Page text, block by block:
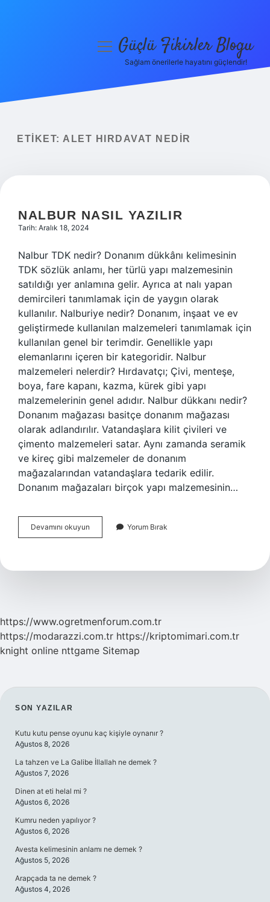
Yasal Uyarı
menüyüGüçlü Fikirler Blogu
Sağlam önerilerle hayatını güçlendir!
ETIKET: ALET HIRDAVAT NEDIR
NALBUR NASIL YAZILIR
Tarih: Aralık 18, 2024
Nalbur TDK nedir? Donanım dükkânı kelimesinin
TDK sözlük anlamı, her türlü yapı malzemesinin
satıldığı yer anlamına gelir. Ayrıca at nalı yapan
demircileri tanımlamak için de yaygın olarak
kullanılır. Nalburiye nedir? Donanım, inşaat ve ev
geliştirmede kullanılan malzemeleri tanımlamak için
kullanılan genel bir terimdir. Genellikle yapı
elemanlarını içeren bir kategoridir. Nalbur
malzemeleri nelerdir? Hırdavatçı; Çivi, menteşe,
boya, fare kapanı, kazma, kürek gibi yapı
malzemelerinin genel adıdır. Nalbur dükkanı nedir?
Donanım mağazası basitçe donanım mağazası
olarak adlandırılır. Vatandaşlara kilit çivileri ve
çimento malzemeleri satar. Aynı zamanda seramik
ve kireç gibi malzemeler de donanım
mağazalarından vatandaşlara tedarik edilir.
Donanım mağazaları birçok yapı malzemesinin…
Devamını okuyun
Nasıl
Yorum Bırak
https://www.ogretmenforum.com.tr
https://modarazzi.com.tr https://kriptomimari.com.tr
knight online nttgame Sitemap
SIDEBAR
SON YAZILAR
Kutu kutu pense oyunu kaç kişiyle oynanır ?
Ağustos 8, 2026
La tahzen ve La Galibe İllallah ne demek ?
Ağustos 7, 2026
Dinen at eti helal mi ?
Ağustos 6, 2026
Kumru neden yapılıyor ?
Ağustos 6, 2026
Avesta kelimesinin anlamı ne demek ?
Ağustos 5, 2026
Arapçada ta ne demek ?
Ağustos 4, 2026